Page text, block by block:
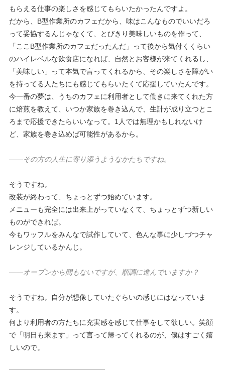
もらえる仕事の楽しさを感じてもらいたかったんですよ。
だから、B型作業所のカフェだから、味はこんなものでいいだろ
って妥協するんじゃなくて、とびきり美味しいものを作って、
「ここB型作業所のカフェだったんだ」って後から気付くくらい
のハイレベルな飲食店になれば、自然とお客様が来てくれるし、
「美味しい」って本気で言ってくれるから、その楽しさを障がい
を持ってる人たちにも感じてもらいたくて応援していたんです。
今一番の夢は、うちのカフェに利用者として働きに来てくれた方
に焙煎を教えて、いつか家族を巻き込んで、生計が成り立つとこ
ろまで応援できたらいいなって。1人では無理かもしれないけ
ど、家族を巻き込めば可能性があるから。
——その方の人生に寄り添うようなかたちですね。
そうですね。
改装が終わって、ちょっとずつ始めています。
メニューも完全には出来上がっていなくて、ちょっとずつ新しい
ものができれば。
今もワッフルをみんなで試作していて、色んな事に少しづつチャ
レンジしているかんじ。
——オープンから間もないですが、順調に進んでいますか？
そうですね。自分が想像していたぐらいの感じにはなっていま
す。
何より利用者の方たちに充実感を感じて仕事をして欲しい。笑顔
で「明日も来ます」って言って帰ってくれるのが、僕はすごく嬉
しいので。